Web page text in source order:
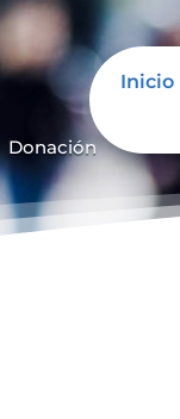
Inicio
Donación